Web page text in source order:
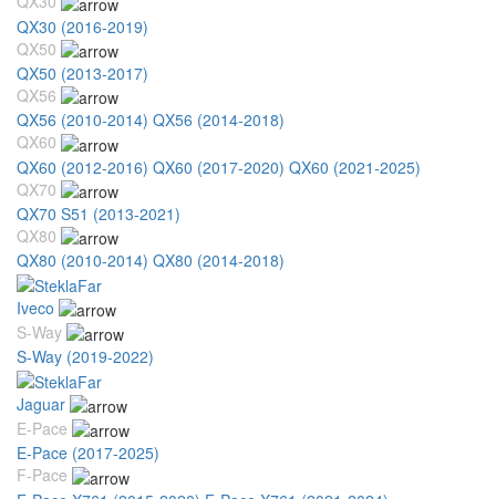
QX30 (2016-2019)
QX50
QX50 (2013-2017)
QX56
QX56 (2010-2014) QX56 (2014-2018)
QX60
QX60 (2012-2016) QX60 (2017-2020) QX60 (2021-2025)
QX70
QX70 S51 (2013-2021)
QX80
QX80 (2010-2014) QX80 (2014-2018)
Iveco
S-Way
S-Way (2019-2022)
Jaguar
E-Pace
E-Pace (2017-2025)
F-Pace